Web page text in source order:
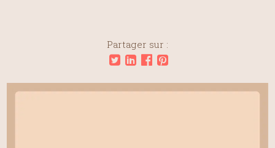
Partager sur :